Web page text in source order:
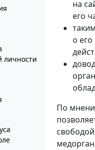
личности
на
его
о
По